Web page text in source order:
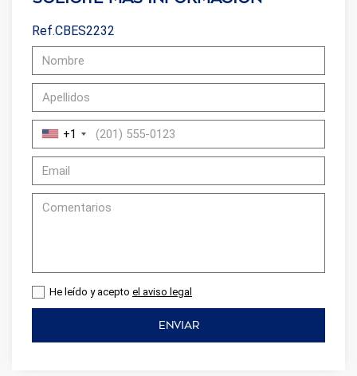
Ref.CBES2232
+1
He leído y acepto el aviso legal
ENVIAR